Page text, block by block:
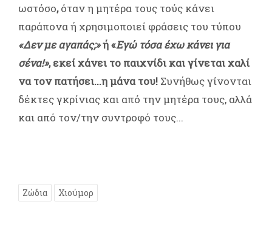
ωστόσο,όταν η μητέρα τους τούς κάνει
παράπονα ή χρησιμοποιεί φράσεις του τύπου
«Δεν με αγαπάς;»ή «Εγώ τόσα έχω κάνει για
σένα!», εκεί χάνει το παιχνίδι και γίνεται χαλί
να τον πατήσει...η μάνα του! Συνήθως γίνονται
δέκτες γκρίνιας και από την μητέρα τους, αλλά
και από τον/την συντροφό τους...
Ζώδια Χιούμορ